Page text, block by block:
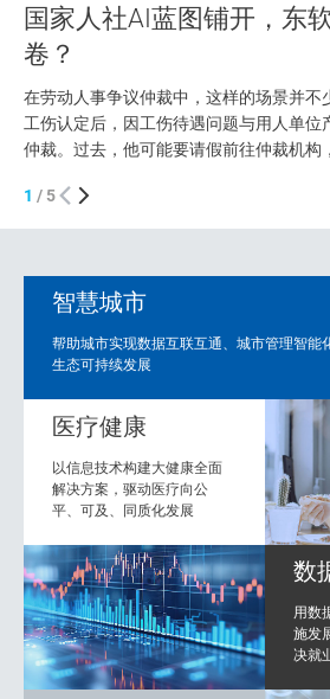
国家人社AI蓝图铺开，东
卷？
在劳动人事争议仲裁中，这样的场景并不
工伤认定后，因工伤待遇问题与用人单位
仲裁。过去，他可能要请假前往仲裁机构
套看得见、用得上的“黑科技”，正在改变
导下，申请人通过移动端录入案情和诉求
1 / 5
智慧城市
帮助城市实现数据互联互通、城市管理智能
生态可持续发展
医疗健康
以信息技术构建大健康全面
解决方案，驱动医疗向公
平、可及、同质化发展
数
用数
施发
决就